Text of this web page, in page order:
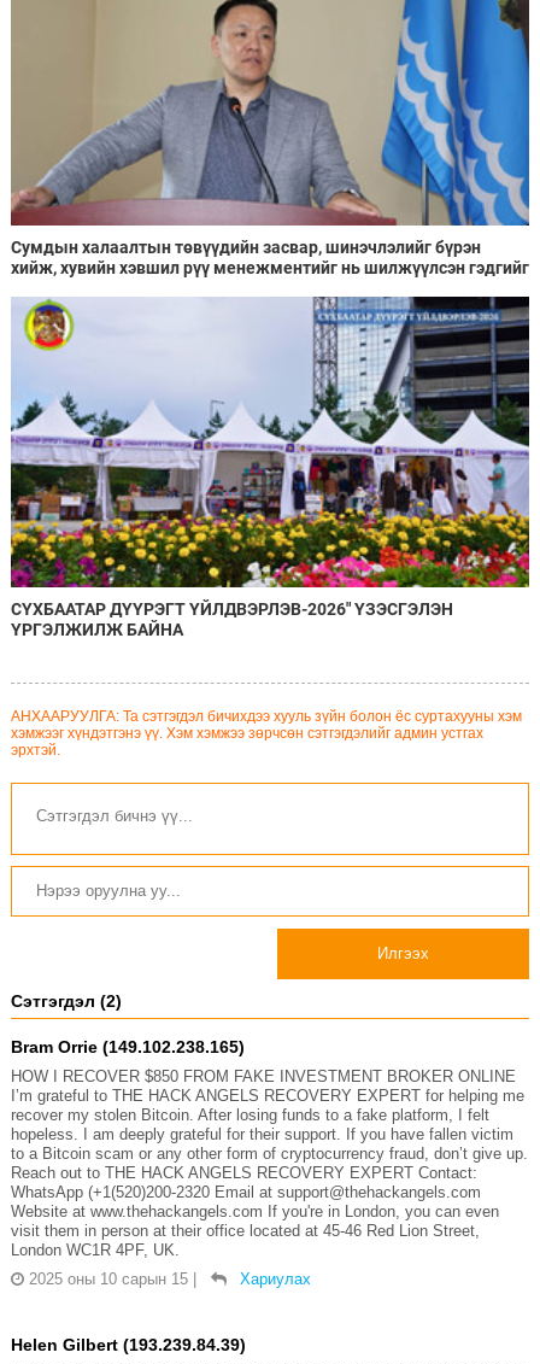
Сумдын халаалтын төвүүдийн засвар, шинэчлэлийг бүрэн
хийж, хувийн хэвшил рүү менежментийг нь шилжүүлсэн гэдгийг
СҮХБААТАР ДҮҮРЭГТ ҮЙЛДВЭРЛЭВ-2026" ҮЗЭСГЭЛЭН
ҮРГЭЛЖИЛЖ БАЙНА
АНХААРУУЛГА: Та сэтгэгдэл бичихдээ хууль зүйн болон ёс суртахууны хэм
хэмжээг хүндэтгэнэ үү. Хэм хэмжээ зөрчсөн сэтгэгдэлийг админ устгах
эрхтэй.
Илгээх
Сэтгэгдэл (2)
Bram Orrie (149.102.238.165)
HOW I RECOVER $850 FROM FAKE INVESTMENT BROKER ONLINE
I’m grateful to THE HACK ANGELS RECOVERY EXPERT for helping me
recover my stolen Bitcoin. After losing funds to a fake platform, I felt
hopeless. I am deeply grateful for their support. If you have fallen victim
to a Bitcoin scam or any other form of cryptocurrency fraud, don’t give up.
Reach out to THE HACK ANGELS RECOVERY EXPERT Contact:
WhatsApp (+1(520)200-2320 Email at support@thehackangels.com
Website at www.thehackangels.com If you're in London, you can even
visit them in person at their office located at 45-46 Red Lion Street,
London WC1R 4PF, UK.
2025 оны 10 сарын 15
Хариулах
Helen Gilbert (193.239.84.39)